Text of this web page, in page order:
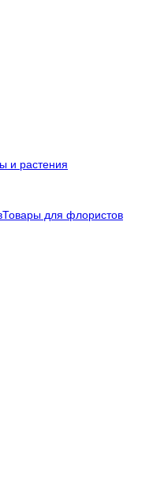
и растения
Товары для флористов